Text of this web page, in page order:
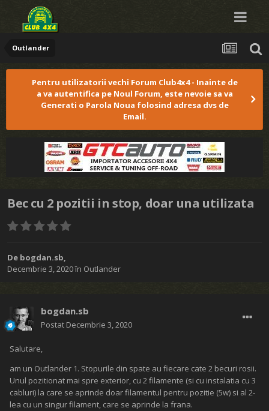
Outlander
Pentru utilizatorii vechi Forum Club4x4 - Inainte de
a va autentifica pe Noul Forum, este nevoie sa va
Generati o Parola Noua folosind adresa dvs de
Email.
Bec cu 2 pozitii in stop, doar una utilizata
De bogdan.sb,
Decembrie 3, 2020în Outlander
bogdan.sb
Postat Decembrie 3, 2020
Salutare,
am un Outlander 1. Stopurile din spate au fiecare cate 2 becuri rosii.
Unul pozitionat mai spre exterior, cu 2 filamente (si cu instalatia cu 3
cabluri) la care se aprinde doar filamentul pentru pozitie (5w) si al 2-
lea cu un singur filament, care se aprinde la frana.